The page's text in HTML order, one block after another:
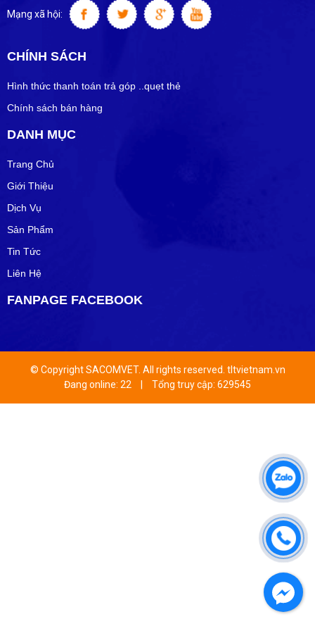
Mạng xã hội:
CHÍNH SÁCH
Hình thức thanh toán trả góp ..quẹt thẻ
Chính sách bán hàng
DANH MỤC
Trang Chủ
Giới Thiệu
Dịch Vụ
Sản Phẩm
Tin Tức
Liên Hệ
FANPAGE FACEBOOK
© Copyright SACOMVET. All rights reserved. tltvietnam.vn
Đang online: 22
Tổng truy cập: 629545